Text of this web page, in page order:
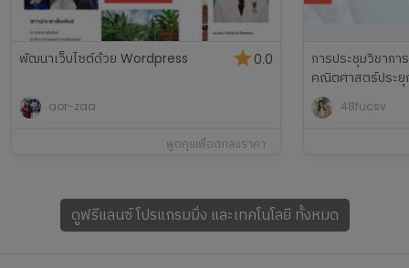
พัฒนาเว็บไซต์ด้วย Wordpress
aor-zaa
0.0
พูดคุยเพื่อตกลงราคา
การประชุมวิชาก
คณิตศาสตร์ประยุ
48fucsv
ดูฟรีแลนซ์โปรแกรมมิ่ง และเทคโนโลยี ทั้งหมด